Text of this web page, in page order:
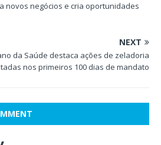
novos negócios e cria oportunidades
NEXT
da Saúde destaca ações de zeladoria
nos primeiros 100 dias de mandato